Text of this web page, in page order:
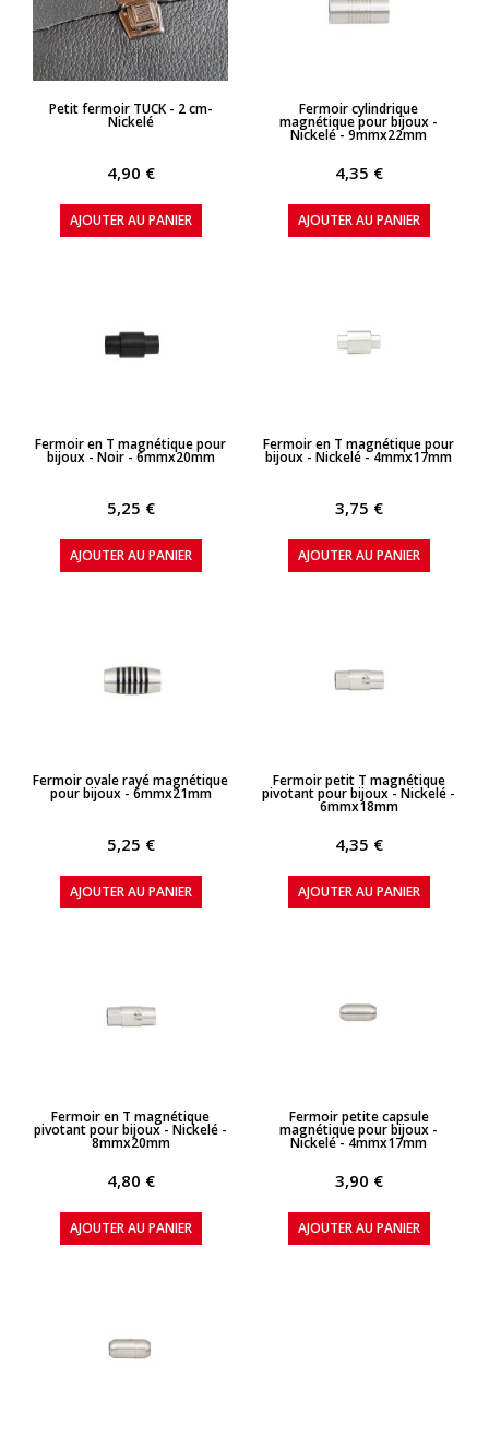
APERÇU RAPIDE
Petit fermoir TUCK - 2 cm-
Nickelé
4,90 €
AJOUTER AU PANIER
APERÇU RAPIDE
Fermoir cylindrique
magnétique pour bijoux -
Nickelé - 9mmx22mm
4,35 €
AJOUTER AU PANIER
APERÇU RAPIDE
Fermoir en T magnétique pour
bijoux - Noir - 6mmx20mm
5,25 €
AJOUTER AU PANIER
APERÇU RAPIDE
Fermoir en T magnétique pour
bijoux - Nickelé - 4mmx17mm
3,75 €
AJOUTER AU PANIER
APERÇU RAPIDE
Fermoir ovale rayé magnétique
pour bijoux - 6mmx21mm
5,25 €
AJOUTER AU PANIER
APERÇU RAPIDE
Fermoir petit T magnétique
pivotant pour bijoux - Nickelé -
6mmx18mm
4,35 €
AJOUTER AU PANIER
APERÇU RAPIDE
Fermoir en T magnétique
pivotant pour bijoux - Nickelé -
8mmx20mm
4,80 €
AJOUTER AU PANIER
APERÇU RAPIDE
Fermoir petite capsule
magnétique pour bijoux -
Nickelé - 4mmx17mm
3,90 €
AJOUTER AU PANIER